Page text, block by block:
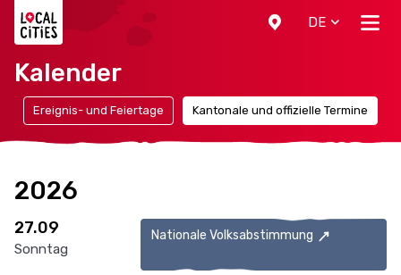
DE
Kalender
Ereignis- und Feiertage Kantonale und offizielle Termine
2026
27.09
Sonntag
Nationale Volksabstimmung